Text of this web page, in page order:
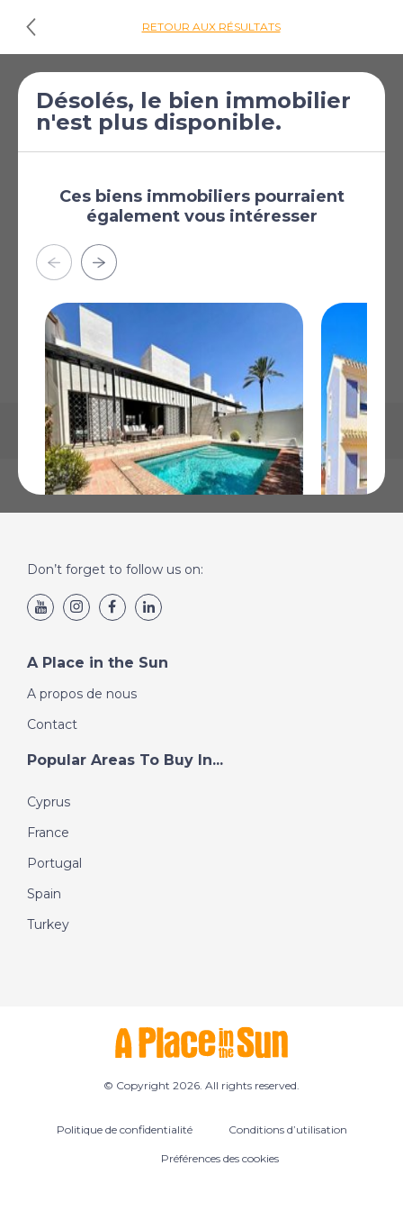
RETOUR AUX RÉSULTATS
Villa de 3 chambres
à vendre à Moratalla
Moratalla, Murcie, Région
€289 000
Plus
La carte peut ne pas indiquer l'emplacement exact
Désolés, le bien immobilier
n'est plus disponible.
Ces biens immobiliers pourraient
également vous intéresser
Peraleja Golf, Murcie
€298 000
Don’t forget to follow us on:
A Place in the Sun
A propos de nous
Contact
Popular Areas To Buy In...
Cyprus
France
Portugal
Spain
Turkey
© Copyright 2026. All rights reserved.
Politique de confidentialité Conditions d’utilisation
Préférences des cookies